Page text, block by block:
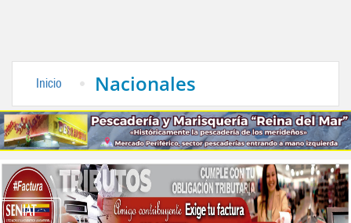
Inicio Nacionales